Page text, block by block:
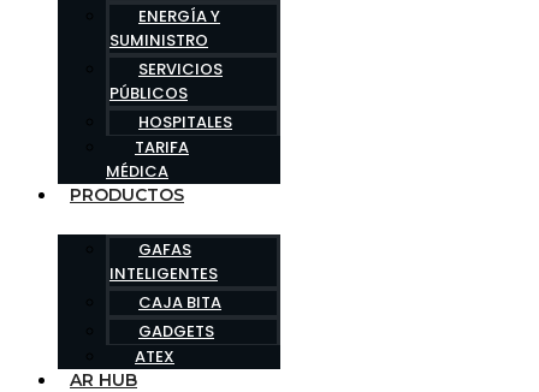
ENERGÍA Y
SUMINISTRO
SERVICIOS
PÚBLICOS
HOSPITALES
TARIFA
MÉDICA
PRODUCTOS
GAFAS
INTELIGENTES
CAJA BITA
GADGETS
ATEX
AR HUB